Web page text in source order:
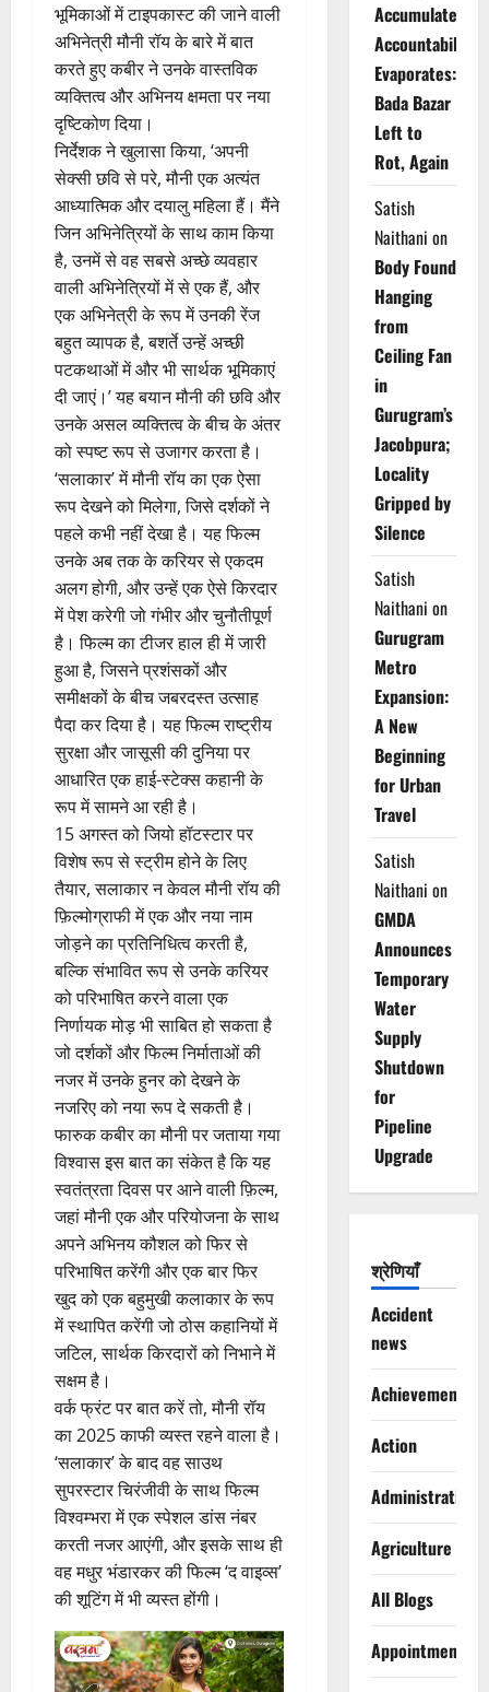
भूमिकाओं में टाइपकास्ट की जाने वाली
अभिनेत्री मौनी रॉय के बारे में बात
करते हुए कबीर ने उनके वास्तविक
व्यक्तित्व और अभिनय क्षमता पर नया
दृष्टिकोण दिया।
निर्देशक ने खुलासा किया, ‘अपनी
सेक्सी छवि से परे, मौनी एक अत्यंत
आध्यात्मिक और दयालु महिला हैं। मैंने
जिन अभिनेत्रियों के साथ काम किया
है, उनमें से वह सबसे अच्छे व्यवहार
वाली अभिनेत्रियों में से एक हैं, और
एक अभिनेत्री के रूप में उनकी रेंज
बहुत व्यापक है, बशर्ते उन्हें अच्छी
पटकथाओं में और भी सार्थक भूमिकाएं
दी जाएं।’ यह बयान मौनी की छवि और
उनके असल व्यक्तित्व के बीच के अंतर
को स्पष्ट रूप से उजागर करता है।
‘सलाकार’ में मौनी रॉय का एक ऐसा
रूप देखने को मिलेगा, जिसे दर्शकों ने
पहले कभी नहीं देखा है। यह फिल्म
उनके अब तक के करियर से एकदम
अलग होगी, और उन्हें एक ऐसे किरदार
में पेश करेगी जो गंभीर और चुनौतीपूर्ण
है। फिल्म का टीजर हाल ही में जारी
हुआ है, जिसने प्रशंसकों और
समीक्षकों के बीच जबरदस्त उत्साह
पैदा कर दिया है। यह फिल्म राष्ट्रीय
सुरक्षा और जासूसी की दुनिया पर
आधारित एक हाई-स्टेक्स कहानी के
रूप में सामने आ रही है।
15 अगस्त को जियो हॉटस्टार पर
विशेष रूप से स्ट्रीम होने के लिए
तैयार, सलाकार न केवल मौनी रॉय की
फ़िल्मोग्राफी में एक और नया नाम
जोड़ने का प्रतिनिधित्व करती है,
बल्कि संभावित रूप से उनके करियर
को परिभाषित करने वाला एक
निर्णायक मोड़ भी साबित हो सकता है
जो दर्शकों और फिल्म निर्माताओं की
नजर में उनके हुनर को देखने के
नजरिए को नया रूप दे सकती है।
फारुक कबीर का मौनी पर जताया गया
विश्वास इस बात का संकेत है कि यह
स्वतंत्रता दिवस पर आने वाली फ़िल्म,
जहां मौनी एक और परियोजना के साथ
अपने अभिनय कौशल को फिर से
परिभाषित करेंगी और एक बार फिर
खुद को एक बहुमुखी कलाकार के रूप
में स्थापित करेंगी जो ठोस कहानियों में
जटिल, सार्थक किरदारों को निभाने में
सक्षम है।
वर्क फ्रंट पर बात करें तो, मौनी रॉय
का 2025 काफी व्यस्त रहने वाला है।
‘सलाकार’ के बाद वह साउथ
सुपरस्टार चिरंजीवी के साथ फिल्म
विश्वम्भरा में एक स्पेशल डांस नंबर
करती नजर आएंगी, और इसके साथ ही
वह मधुर भंडारकर की फिल्म ‘द वाइव्स’
की शूटिंग में भी व्यस्त होंगी।
Accumulates,
Accountability
Evaporates:
Bada Bazar
Left to
Rot, Again
Satish
Naithani on
Body Found
Hanging
from
Ceiling Fan
in
Gurugram’s
Jacobpura;
Locality
Gripped by
Silence
Satish
Naithani on
Gurugram
Metro
Expansion:
A New
Beginning
for Urban
Travel
Satish
Naithani on
GMDA
Announces
Temporary
Water
Supply
Shutdown
for
Pipeline
Upgrade
श्रेणियाँ
Accident
news
Achievements
Action
Administration
Agriculture
All Blogs
Appointments